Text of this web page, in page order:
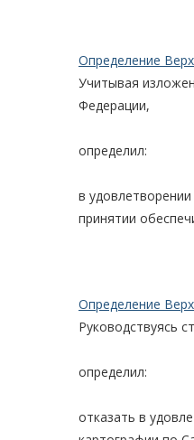
Определение
Учитывая
Федерации,
определил:
в
принятии
Определение
Руководствуясь
определил:
отказать в